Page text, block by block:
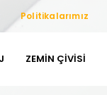
Politikalarımız
ZEMIN ÇIVISI